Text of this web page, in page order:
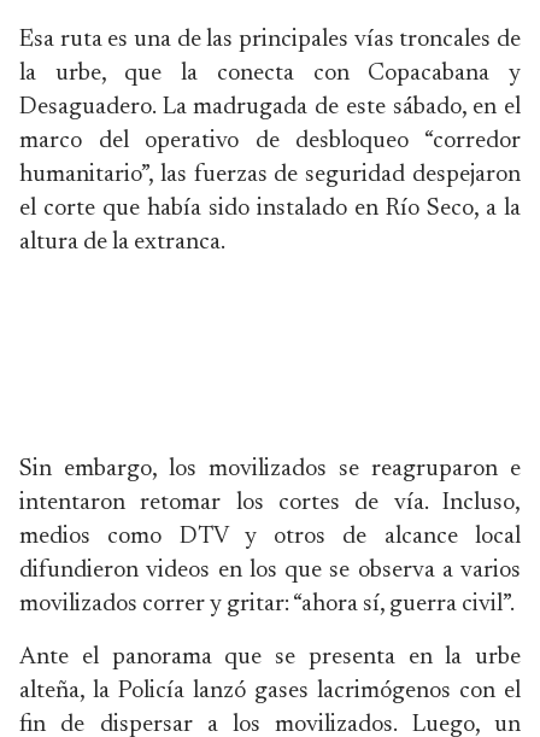
Esa ruta es una de las principales vías troncales de
la urbe, que la conecta con Copacabana y
Desaguadero. La madrugada de este sábado, en el
marco del operativo de desbloqueo “corredor
humanitario”, las fuerzas de seguridad despejaron
el corte que había sido instalado en Río Seco, a la
altura de la extranca.
Sin embargo, los movilizados se reagruparon e
intentaron retomar los cortes de vía. Incluso,
medios como DTV y otros de alcance local
difundieron videos en los que se observa a varios
movilizados correr y gritar: “ahora sí, guerra civil”.
Ante el panorama que se presenta en la urbe
alteña, la Policía lanzó gases lacrimógenos con el
fin de dispersar a los movilizados. Luego, un